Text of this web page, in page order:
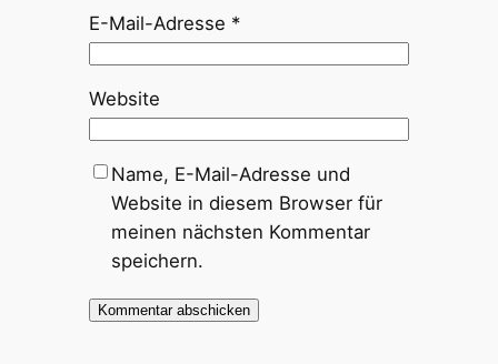
E-Mail-Adresse *
Website
Name, E-Mail-Adresse und
Website in diesem Browser für
meinen nächsten Kommentar
speichern.